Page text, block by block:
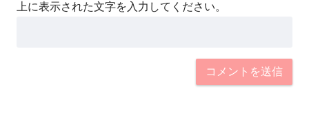
上に表示された文字を入力してください。